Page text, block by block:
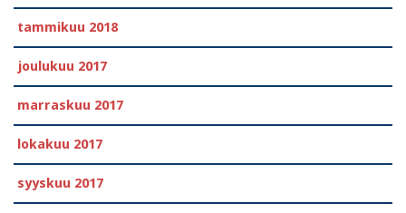
tammikuu 2018
joulukuu 2017
marraskuu 2017
lokakuu 2017
syyskuu 2017